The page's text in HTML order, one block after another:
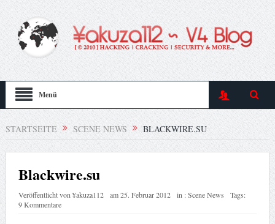
Menü
STARTSEITE SCENE NEWS BLACKWIRE.SU
Blackwire.su
Veröffentlicht von¥akuza112 am25. Februar 2012 in :Scene News
Tags:
9 Kommentare